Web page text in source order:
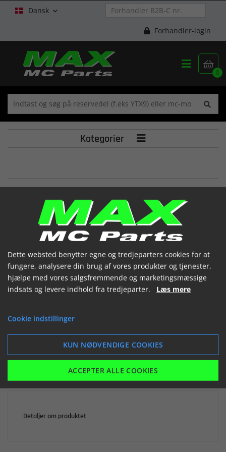
Dansk 
Forhandler-login

0

Kategorier 
SHIM, TAPPET
(12892HP8900325)


116,45 kr.
LÆG I KURV
Detaljer om produktet
Dette websted benytter egne og tredjeparters cookies for at
fungere, analysere din brug af vores produkter og tjenester,
hjælpe med vores salgsfremmende og marketingsmæssige
indsats og levere indhold fra tredjeparter. Læs mere
Cookie indstillinger
KUN NØDVENDIGE COOKIES
ACCEPTER ALLE COOKIES